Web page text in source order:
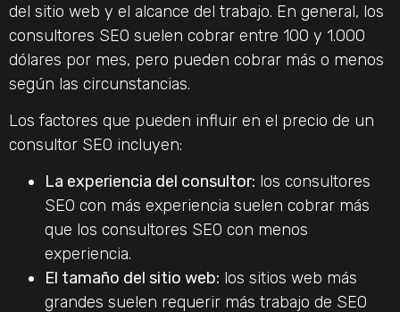
del sitio web y el alcance del trabajo. En general, los
consultores SEO suelen cobrar entre 100 y 1.000
dólares por mes, pero pueden cobrar más o menos
según las circunstancias.
Los factores que pueden influir en el precio de un
consultor SEO incluyen:
La experiencia del consultor: los consultores
SEO con más experiencia suelen cobrar más
que los consultores SEO con menos
experiencia.
El tamaño del sitio web: los sitios web más
grandes suelen requerir más trabajo de SEO